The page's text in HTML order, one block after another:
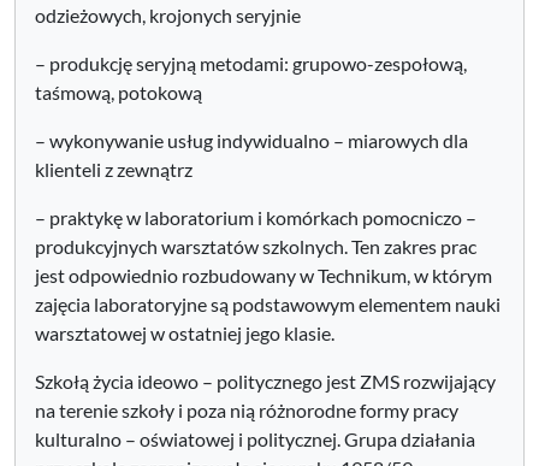
odzieżowych, krojonych seryjnie
– produkcję seryjną metodami: grupowo-zespołową,
taśmową, potokową
– wykonywanie usług indywidualno – miarowych dla
klienteli z zewnątrz
– praktykę w laboratorium i komórkach pomocniczo –
produkcyjnych warsztatów szkolnych. Ten zakres prac
jest odpowiednio rozbudowany w Technikum, w którym
zajęcia laboratoryjne są podstawowym elementem nauki
warsztatowej w ostatniej jego klasie.
Szkołą życia ideowo – politycznego jest ZMS rozwijający
na terenie szkoły i poza nią różnorodne formy pracy
kulturalno – oświatowej i politycznej. Grupa działania